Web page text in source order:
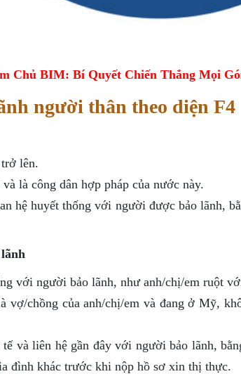
Chủ BIM: Bí Quyết Chiến Thắng Mọi
người thân theo diện F4
lên.
là công dân hợp pháp của nước này.
hệ huyết thống với người được bảo lãnh,
với người bảo lãnh, như anh/chị/em ruột
vợ/chồng của anh/chị/em và đang ở Mỹ,
và liên hệ gần đây với người bảo lãnh,
đình khác trước khi nộp hồ sơ xin thị thực.